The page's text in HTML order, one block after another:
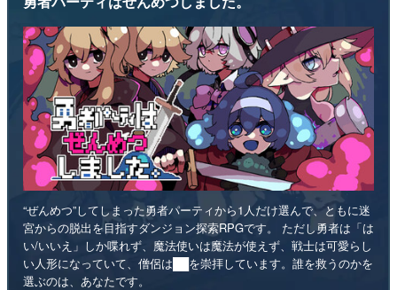
“ぜんめつ”してしまった勇者パーティから1人だけ選んで、ともに迷
宮からの脱出を目指すダンジョン探索RPGです。 ただし勇者は「は
い/いいえ」しか喋れず、魔法使いは魔法が使えず、戦士は可愛らし
い人形になっていて、僧侶は██を崇拝しています。誰を救うのかを
選ぶのは、あなたです。